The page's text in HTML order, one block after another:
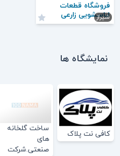
فروشگاه قطعات
لباسشویی زارعی
شیراز
نمایشگاه ها
کافی نت پلاک
ساخت گلخانه
های
صنعتی.شرکت